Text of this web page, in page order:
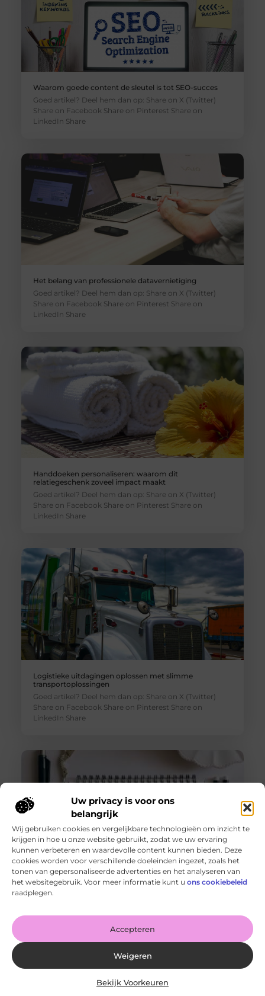
Uw privacy is voor ons
belangrijk
Wij gebruiken cookies en vergelijkbare technologieën om inzicht te
krijgen in hoe u onze website gebruikt, zodat we uw ervaring
kunnen verbeteren en waardevolle content kunnen bieden. Deze
cookies worden voor verschillende doeleinden ingezet, zoals het
tonen van gepersonaliseerde advertenties en het analyseren van
het websitegebruik. Voor meer informatie kunt u ons cookiebeleid
raadplegen.
Accepteren
Weigeren
Bekijk Voorkeuren
Waarom goede content de sleutel is tot SEO-succes
Goed artikel? Deel hem dan op: Share on X (Twitter)
Share on Facebook Share on Pinterest Share on
LinkedIn Share
Het belang van professionele datavernietiging
Goed artikel? Deel hem dan op: Share on X (Twitter)
Share on Facebook Share on Pinterest Share on
LinkedIn Share
Handdoeken personaliseren: waarom dit
relatiegeschenk zoveel impact maakt
Goed artikel? Deel hem dan op: Share on X (Twitter)
Share on Facebook Share on Pinterest Share on
LinkedIn Share
Logistieke uitdagingen oplossen met slimme
transportoplossingen
Goed artikel? Deel hem dan op: Share on X (Twitter)
Share on Facebook Share on Pinterest Share on
LinkedIn Share
De voordelen van het drukken van kalenders voor jouw
bedrijf!
Goed artikel? Deel hem dan op: Share on X (Twitter)